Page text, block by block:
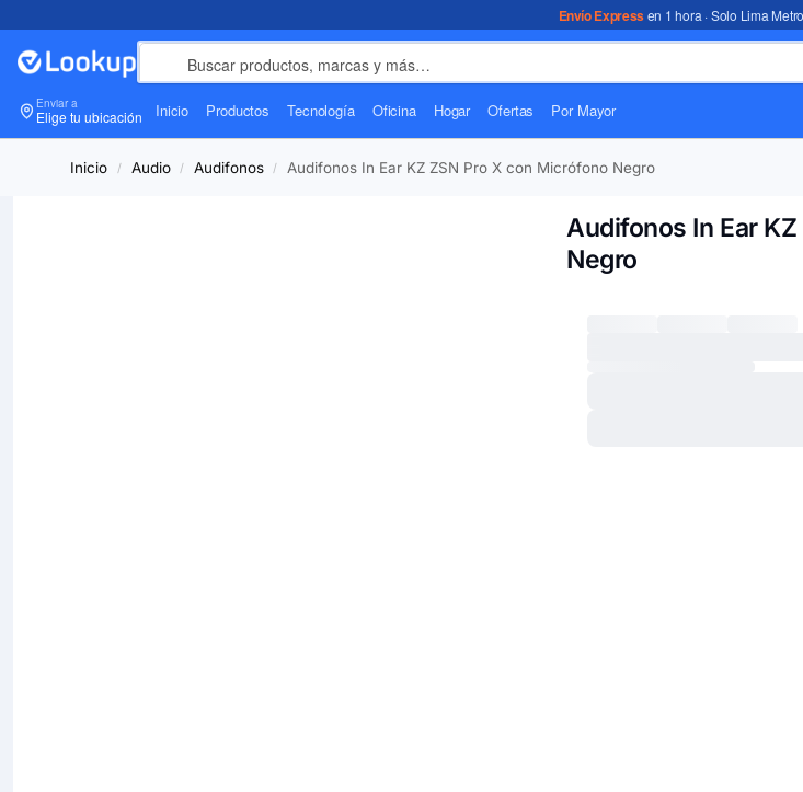
Envío Expressen 1 hora · Solo Lima
Enviar a
Elige tu ubicación Inicio Productos Tecnología Oficina Hogar Ofertas Por Mayor
Inicio / Audio / Audifonos / Audifonos In Ear KZ ZSN Pro X con Micrófono Negro
Audifonos In Ear
Negro